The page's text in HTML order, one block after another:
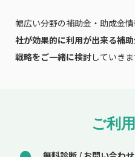
幅広い分野の補助金・助成金
社が効果的に利用が出来る補
戦略をご一緒に検討していきま
ご利